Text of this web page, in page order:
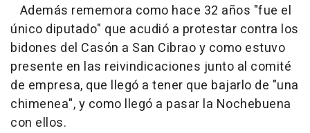
Además rememora como hace 32 años "fue el
único diputado" que acudió a protestar contra los
bidones del Casón a San Cibrao y como estuvo
presente en las reivindicaciones junto al comité
de empresa, que llegó a tener que bajarlo de "una
chimenea", y como llegó a pasar la Nochebuena
con ellos.